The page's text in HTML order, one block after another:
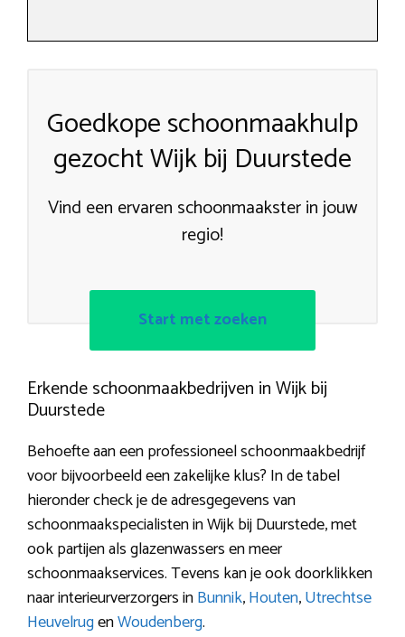
Goedkope schoonmaakhulp
gezocht Wijk bij Duurstede
Vind een ervaren schoonmaakster in jouw
regio!
Start met zoeken
Erkende schoonmaakbedrijven in Wijk bij
Duurstede
Behoefte aan een professioneel schoonmaakbedrijf
voor bijvoorbeeld een zakelijke klus? In de tabel
hieronder check je de adresgegevens van
schoonmaakspecialisten in Wijk bij Duurstede, met
ook partijen als glazenwassers en meer
schoonmaakservices. Tevens kan je ook doorklikken
naar interieurverzorgers inBunnik,Houten,Utrechtse
HeuvelrugenWoudenberg.